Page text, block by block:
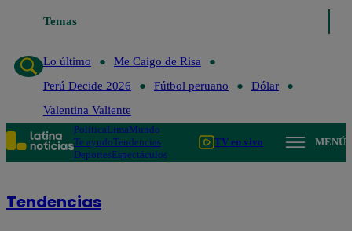
Temas
Lo último
Me Caigo de Risa
Perú Decide 2026
Fútbol peruano
Dólar
Valentina Valiente
PolíticaLimaMundo
Te ayudoTendencias
DeportesEspectáculos
TV en vivo MENÚ
Tendencias